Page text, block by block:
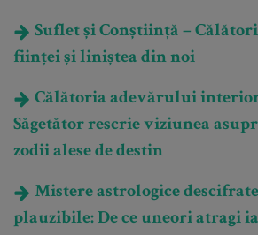
Suflet și Conștiință –
ființei și liniștea din noi
Călătoria adevărului
Săgetător rescrie viziunea
zodii alese de destin
Mistere astrologice
plauzibile: De ce uneori atragi